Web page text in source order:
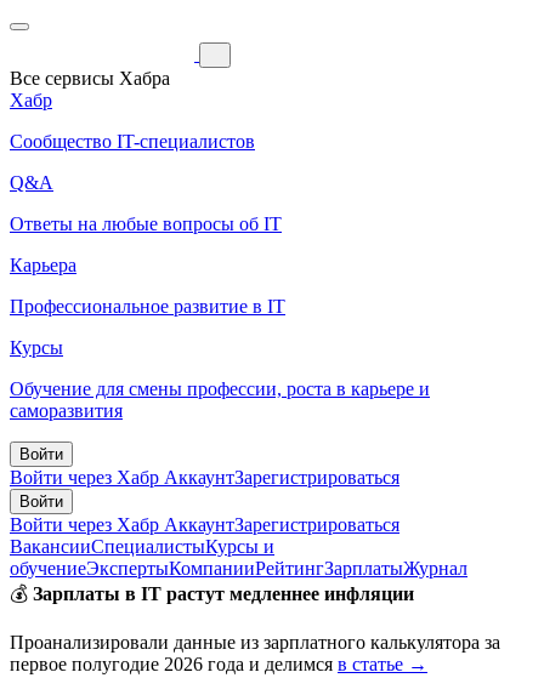
Все сервисы Хабра
Хабр
Сообщество IT-специалистов
Q&A
Ответы на любые вопросы об IT
Карьера
Профессиональное развитие в IT
Курсы
Обучение для смены профессии, роста в карьере и
саморазвития
Войти
Войти через Хабр АккаунтЗарегистрироваться
Войти
Войти через Хабр АккаунтЗарегистрироваться
ВакансииСпециалистыКурсы и
обучениеЭкспертыКомпанииРейтингЗарплатыЖурнал
💰 Зарплаты в IT растут медленнее инфляции
Проанализировали данные из зарплатного калькулятора за
первое полугодие 2026 года и делимся в статье →